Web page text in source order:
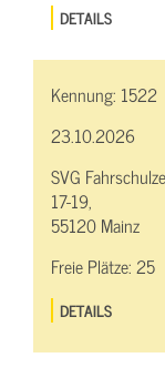
DETAILS
Kennung: 1522
23.10.2026
SVG
17-19,
55120 Mainz
Freie Plätze:25
DETAILS